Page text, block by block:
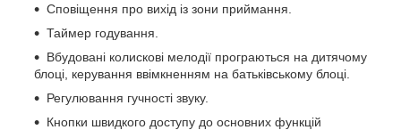
Сповіщення про вихід із зони приймання.
Таймер годування.
Вбудовані колискові мелодії програються на дитячому
блоці, керування ввімкненням на батьківському блоці.
Регулювання гучності звуку.
Кнопки швидкого доступу до основних функцій